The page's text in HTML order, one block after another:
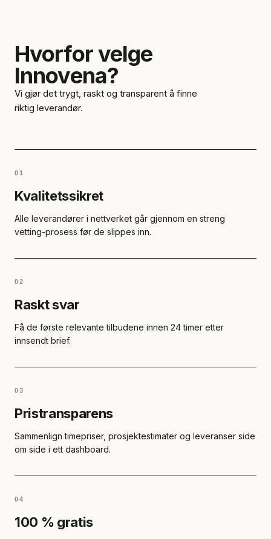
Hvorfor velge
Innovena?
Vi gjør det trygt, raskt og transparent å finne
riktig leverandør.
01
Kvalitetssikret
Alle leverandører i nettverket går gjennom en streng
vetting-prosess før de slippes inn.
02
Raskt svar
Få de første relevante tilbudene innen 24 timer etter
innsendt brief.
03
Pristransparens
Sammenlign timepriser, prosjektestimater og leveranser side
om side i ett dashboard.
04
100 % gratis